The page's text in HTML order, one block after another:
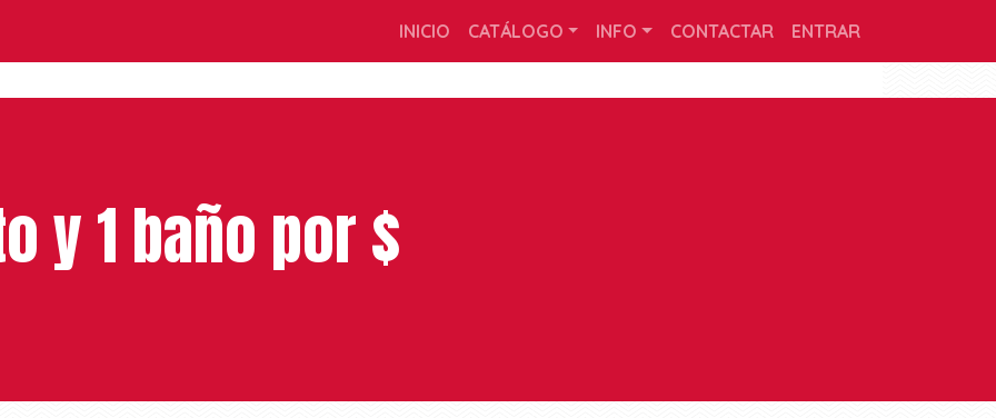
INICIO CATÁLOGO INFO CONTACTAR ENTRAR
y 1 baño por $